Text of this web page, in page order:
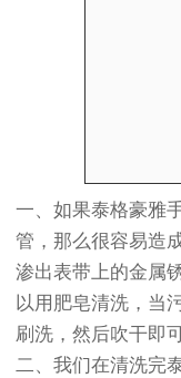
一、如果泰格豪雅
管，那么很容易造
渗出表带上的金属
以用肥皂清洗，当
刷洗，然后吹干即可
二、我们在清洗完